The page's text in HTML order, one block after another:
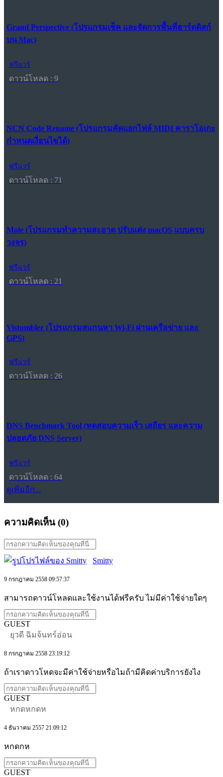
Grand Perspective (โปรแกรมเช็ค และจัดการพื้นที่ฮาร์ดดิสก์
บน Mac)
ฟรีแวร์
ดาวน์โหลด : 9
NCN Code Rename (โปรแกรมคัดแยกไฟล์ MIDI คาราโอเกะ
กำหนดเงื่อนไขได้)
ฟรีแวร์
ดาวน์โหลด : 71
Mole (โปรแกรมทำความสะอาด ปรับแต่ง macOS แบบครบ
วงจร)
ฟรีแวร์
ดาวน์โหลด : 21
Vistumbler (โปรแกรมสแกนหา Wi-Fi ผ่านเครือข่าย และ
GPS)
ฟรีแวร์
ดาวน์โหลด : 26
DNS Benchmark Tool (ทดสอบความเร็ว เสถียร และความ
ปลอดภัย DNS Server)
ฟรีแวร์
ดาวน์โหลด : 64
ดูเพิ่มอีก...
ความคิดเห็น (0)
Smitty
9 กรกฎาคม 2558 09:57:37
สามารถดาวน์โหลดและใช้งานได้ฟรีครับ ไม่มีค่าใช้จ่ายใดๆ
GUEST
ยุวดี ฉิมจ้นทร์อ่อน
8 กรกฎาคม 2558 23:19:12
ถ้าเราดาวโหดจะมีค่าใช้จ่ายหรือไมถ้ามีคิดค่าบริการยังไง
GUEST
หกดหกดห
4 ธันวาคม 2557 21:09:12
หกดกห
GUEST